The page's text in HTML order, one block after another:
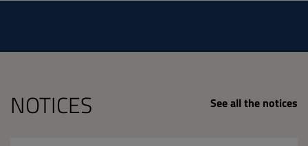
NOTICES See all the notices